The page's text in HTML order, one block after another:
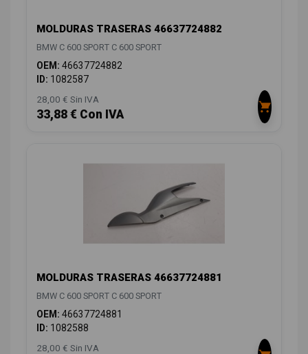
MOLDURAS TRASERAS 46637724882
BMW C 600 SPORT C 600 SPORT
OEM: 46637724882
ID: 1082587
28,00 € Sin IVA
33,88 € Con IVA
MOLDURAS TRASERAS 46637724881
BMW C 600 SPORT C 600 SPORT
OEM: 46637724881
ID: 1082588
28,00 € Sin IVA